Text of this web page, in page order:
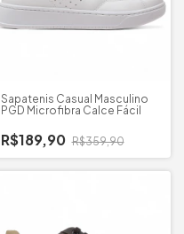
Sapatenis Casual Masculino
PGD Microfibra Calce Fácil
R$189,90 R$359,90